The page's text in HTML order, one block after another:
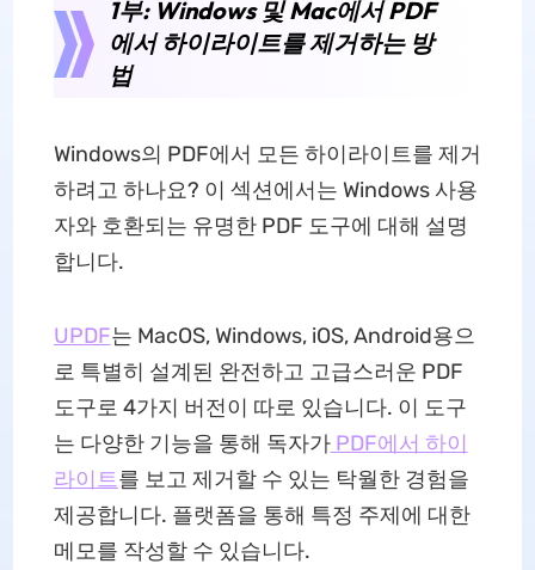
1부: Windows 및 Mac에서 PDF
에서 하이라이트를 제거하는 방
법
Windows의 PDF에서 모든 하이라이트를 제거
하려고 하나요? 이 섹션에서는 Windows 사용
자와 호환되는 유명한 PDF 도구에 대해 설명
합니다.
UPDF는 MacOS, Windows, iOS, Android용으
로 특별히 설계된 완전하고 고급스러운 PDF
도구로 4가지 버전이 따로 있습니다. 이 도구
는 다양한 기능을 통해 독자가PDF에서 하이
라이트를 보고 제거할 수 있는 탁월한 경험을
제공합니다. 플랫폼을 통해 특정 주제에 대한
메모를 작성할 수 있습니다.